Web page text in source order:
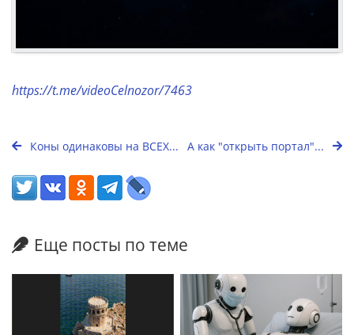
https://t.me/videoCelnozor/7463
Коны одинаковы на ВСЕХ... А как "открыть портал"...
Еще посты по теме